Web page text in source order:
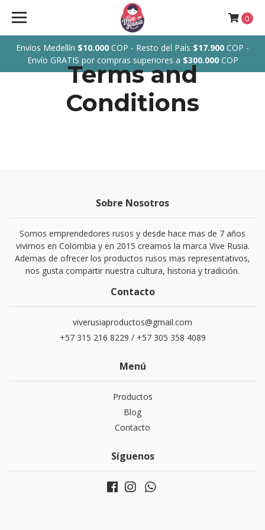
Envíos Medellín $10.000 COP - Resto del País $17.900 COP -
Envío GRATIS por compras superiores a $300.000COP
0
Terms and
Conditions
Sobre Nosotros
Somos emprendedores rusos y desde hace mas de 7 años
vivimos en Colombia y en 2015 creamos la marca Vive Rusia.
Ademas de ofrecer los productos rusos mas representativos,
nos gusta compartir nuestra cultura, historia y tradición.
Contacto
viverusiaproductos@gmail.com
+57 315 216 8229 / +57 305 358 4089
Menú
Productos
Blog
Contacto
Síguenos